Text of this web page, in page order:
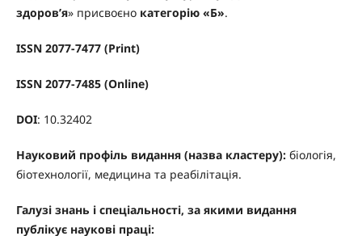
здоров’я» присвоєно категорію «Б».
ISSN 2077-7477 (Print)
ISSN 2077-7485 (Online)
DOI: 10.32402
Науковий профіль видання (назва кластеру):біологія,
біотехнології, медицина та реабілітація.
Галузі знань i спеціальності, за якими видання
публікує наукові праці: